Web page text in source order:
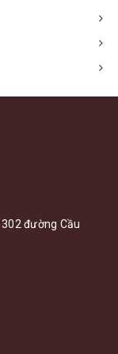
302 đường Cầu